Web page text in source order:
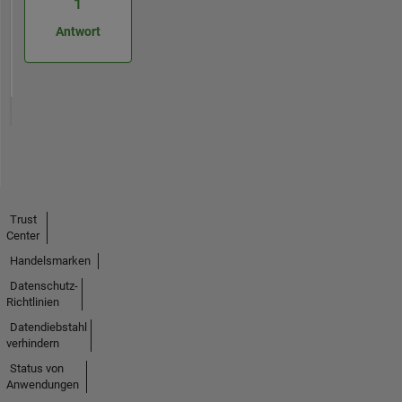
1
Antwort
Trust
Center
Handelsmarken
Datenschutz-
Richtlinien
Datendiebstahl
verhindern
Status von
Anwendungen